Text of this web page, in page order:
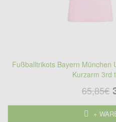
Fußballtrikots Bayern München
Kurzarm 3rd
65,85€
+